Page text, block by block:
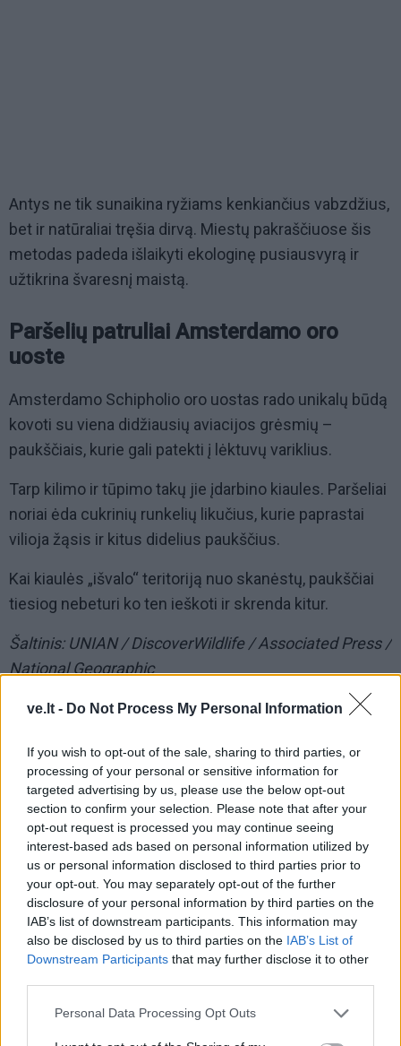
ve.lt - Do Not Process My Personal Information
If you wish to opt-out of the sale, sharing to third parties, or
processing of your personal or sensitive information for
targeted advertising by us, please use the below opt-out
section to confirm your selection. Please note that after your
opt-out request is processed you may continue seeing
interest-based ads based on personal information utilized by
us or personal information disclosed to third parties prior to
your opt-out. You may separately opt-out of the further
disclosure of your personal information by third parties on the
IAB’s list of downstream participants. This information may
also be disclosed by us to third parties on the IAB’s List of
Downstream Participants that may further disclose it to other
Personal Data Processing Opt Outs
Antys ne tik sunaikina ryžiams kenkiančius vabzdžius,
bet ir natūraliai tręšia dirvą. Miestų pakraščiuose šis
metodas padeda išlaikyti ekologinę pusiausvyrą ir
užtikrina švaresnį maistą.
Paršelių patruliai Amsterdamo oro
uoste
Amsterdamo Schipholio oro uostas rado unikalų būdą
kovoti su viena didžiausių aviacijos grėsmių –
paukščiais, kurie gali patekti į lėktuvų variklius.
Tarp kilimo ir tūpimo takų jie įdarbino kiaules. Paršeliai
noriai ėda cukrinių runkelių likučius, kurie paprastai
vilioja žąsis ir kitus didelius paukščius.
Kai kiaulės „išvalo“ teritoriją nuo skanėstų, paukščiai
tiesiog nebeturi ko ten ieškoti ir skrenda kitur.
Šaltinis: UNIAN / DiscoverWildlife / Associated Press /
National Geographic
Į Klaipėdą iš emigracijos
Jūros šventę anksčiau
užtenka